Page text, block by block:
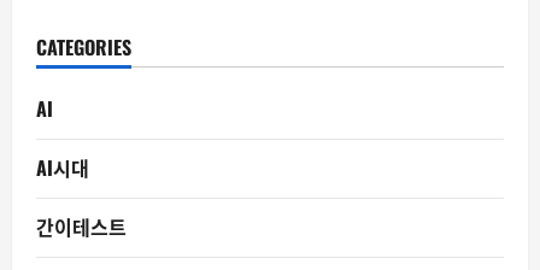
CATEGORIES
AI
AI시대
간이테스트